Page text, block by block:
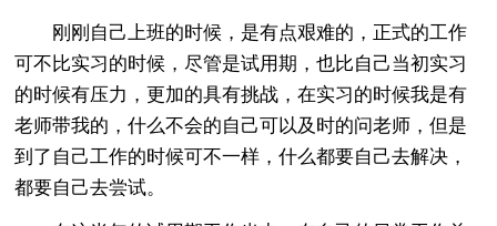
刚刚自己上班的时候，是有点艰难的，正式的工作
可不比实习的时候，尽管是试用期，也比自己当初实习
的时候有压力，更加的具有挑战，在实习的时候我是有
老师带我的，什么不会的自己可以及时的问老师，但是
到了自己工作的时候可不一样，什么都要自己去解决，
都要自己去尝试。